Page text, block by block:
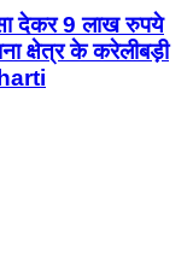
देकर 9 लाख रुपये
क्षेत्र के करेलीबड़ी